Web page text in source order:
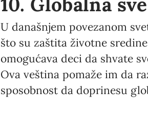
U današnjem povezanom
što su zaštita životne
omogućava deci da shvate
Ova veština pomaže im da
sposobnost da doprinesu